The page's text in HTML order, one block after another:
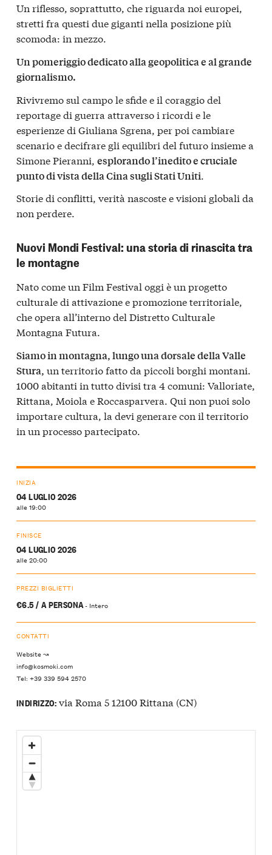
Un riflesso, soprattutto, che riguarda noi europei,
stretti fra questi due giganti nella posizione più
scomoda: in mezzo.
Un pomeriggio dedicato alla geopolitica e al grande
giornalismo.
Rivivremo sul campo le sfide e il coraggio del
reportage di guerra attraverso i ricordi e le
esperienze di Giuliana Sgrena, per poi cambiare
scenario e decifrare gli equilibri del futuro insieme a
Simone Pieranni, esplorando l’inedito e cruciale
punto di vista della Cina sugli Stati Uniti.
Storie di conflitti, verità nascoste e visioni globali da
non perdere.
Nuovi Mondi Festival: una storia di rinascita tra
le montagne
Nato come un Film Festival oggi è un progetto
culturale di attivazione e promozione territoriale,
che opera all’interno del Distretto Culturale
Montagna Futura.
Siamo in montagna, lungo una dorsale della Valle
Stura, un territorio fatto da piccoli borghi montani.
1000 abitanti in tutto divisi tra 4 comuni: Valloriate,
Rittana, Moiola e Roccasparvera. Qui non puoi solo
importare cultura, la devi generare con il territorio
in un processo partecipato.
INIZIA
04 LUGLIO 2026
alle 19:00
FINISCE
04 LUGLIO 2026
alle 20:00
PREZZI BIGLIETTI
€6.5 / A PERSONA- Intero
CONTATTI
Website ↝
info@kosmoki.com
Tel: +39 339 594 2570
INDIRIZZO:via Roma 5 12100 Rittana (CN)